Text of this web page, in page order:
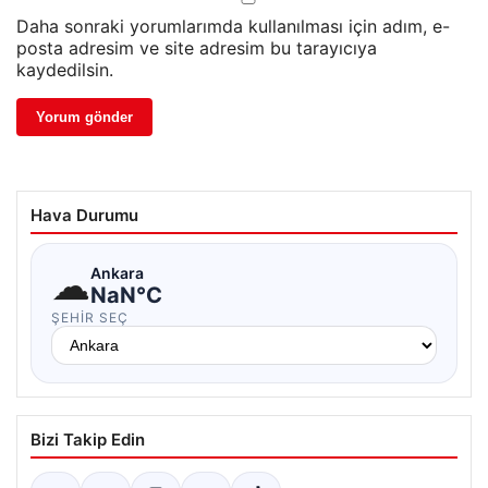
Daha sonraki yorumlarımda kullanılması için adım, e-
posta adresim ve site adresim bu tarayıcıya
kaydedilsin.
Hava Durumu
☁Ankara
NaN°C
ŞEHIR SEÇ
Bizi Takip Edin